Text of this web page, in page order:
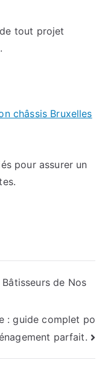
tout projet
châssis Bruxelles
pour assurer un
de Nos
: guide complet po
parfait.